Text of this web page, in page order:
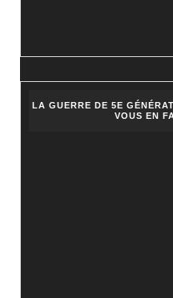
LA GUERRE DE 5E
VOUS EN